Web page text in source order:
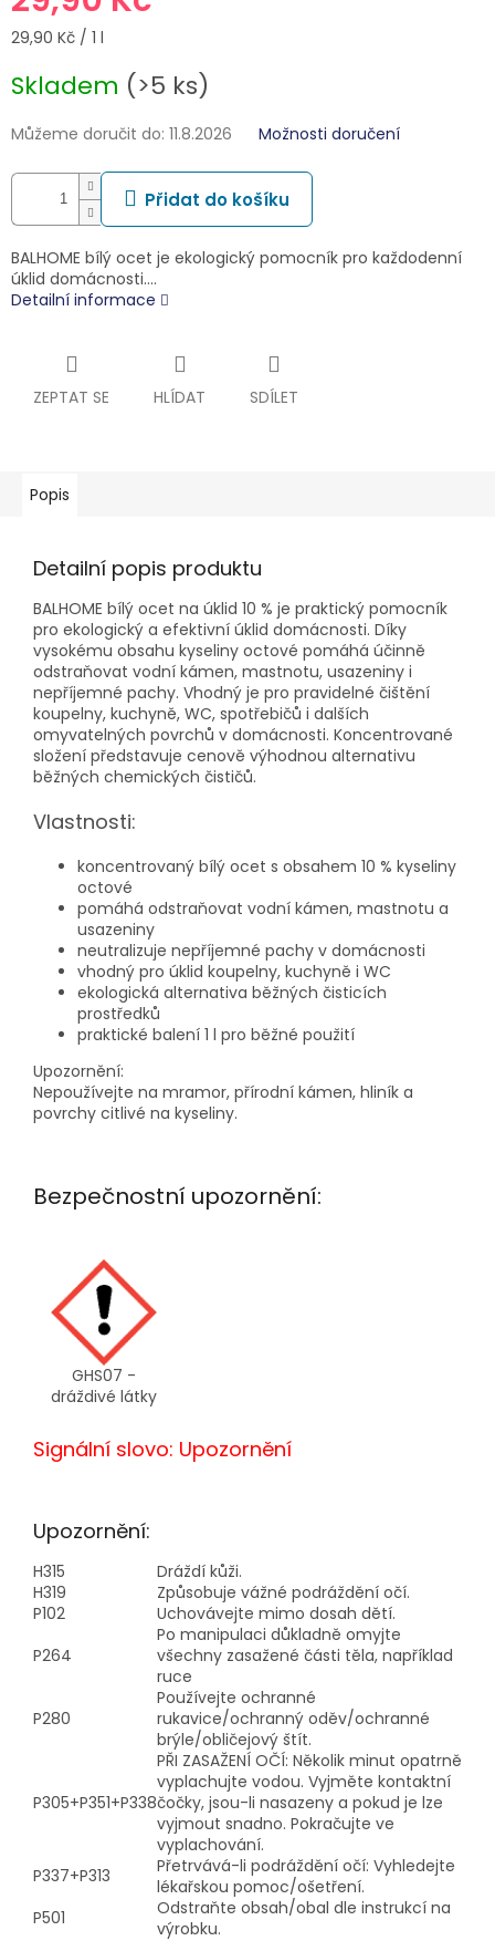
Měrná
29,90 Kč / 1 l
Skladem (>5 ks)
Můžeme doručit do: 11.8.2026 Možnosti doručení
Přidat do košíku
BALHOME bílý ocet je ekologický pomocník pro každodenní
úklid domácnosti.…
Detailní informace
ZEPTAT SE HLÍDAT SDÍLET
Popis
Detailní popis produktu
BALHOME bílý ocet na úklid 10 % je praktický pomocník
pro ekologický a efektivní úklid domácnosti. Díky
vysokému obsahu kyseliny octové pomáhá účinně
odstraňovat vodní kámen, mastnotu, usazeniny i
nepříjemné pachy. Vhodný je pro pravidelné čištění
koupelny, kuchyně, WC, spotřebičů i dalších
omyvatelných povrchů v domácnosti. Koncentrované
složení představuje cenově výhodnou alternativu
běžných chemických čističů.
Vlastnosti:
koncentrovaný bílý ocet s obsahem 10 % kyseliny
octové
pomáhá odstraňovat vodní kámen, mastnotu a
usazeniny
neutralizuje nepříjemné pachy v domácnosti
vhodný pro úklid koupelny, kuchyně i WC
ekologická alternativa běžných čisticích
prostředků
praktické balení 1 l pro běžné použití
Upozornění:
Nepoužívejte na mramor, přírodní kámen, hliník a
povrchy citlivé na kyseliny.
Bezpečnostní upozornění:
GHS07 -
dráždivé látky
Signální slovo: Upozornění
Upozornění:
H315
Dráždí kůži.
H319
Způsobuje vážné podráždění očí.
P102
Uchovávejte mimo dosah dětí.
P264
Po manipulaci důkladně omyjte
všechny zasažené části těla, například
ruce
P280
Používejte ochranné
rukavice/ochranný oděv/ochranné
brýle/obličejový štít.
P305+P351+P338
PŘI ZASAŽENÍ OČÍ: Několik minut opatrně
vyplachujte vodou. Vyjměte kontaktní
čočky, jsou-li nasazeny a pokud je lze
vyjmout snadno. Pokračujte ve
vyplachování.
P337+P313
Přetrvává-li podráždění očí: Vyhledejte
lékařskou pomoc/ošetření.
P501
Odstraňte obsah/obal dle instrukcí na
výrobku.